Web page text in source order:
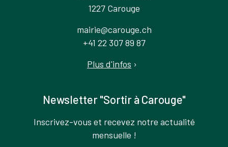
1227 Carouge
mairie@carouge.ch
+41 22 307 89 87
Plus d'infos ›
Newsletter "Sortir à Carouge"
Inscrivez-vous et recevez notre actualité
mensuelle !